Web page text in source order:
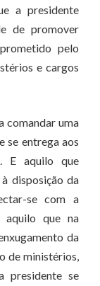
a presidente
de promover
pelo
e cargos
comandar uma
se entrega aos
E aquilo que
disposição da
se com a
aquilo que na
da
de ministérios,
presidente se